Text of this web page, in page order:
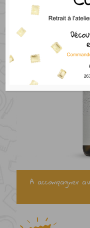
A accompagner